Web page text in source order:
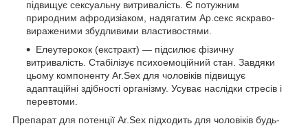
підвищує сексуальну витривалість. Є потужним
природним афродизіаком, надягатим Ар.секс яскраво-
вираженими збудливими властивостями.
Елеутерокoк (екстракт) — підсилює фізичну
витривалість. Стабілізує психоемоційний стан. Завдяки
цьому компоненту Ar.Sex для чоловіків підвищує
адаптаційні здібності організму. Усуває наслідки стресів і
перевтоми.
Препарат для потенції Ar.Sex підходить для чоловіків будь-